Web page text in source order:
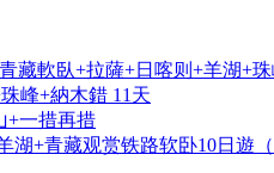
藏軟臥+拉薩+日喀则+羊湖+
峰+納木錯 11天
+一措再措
+青藏观赏铁路软卧10日遊（